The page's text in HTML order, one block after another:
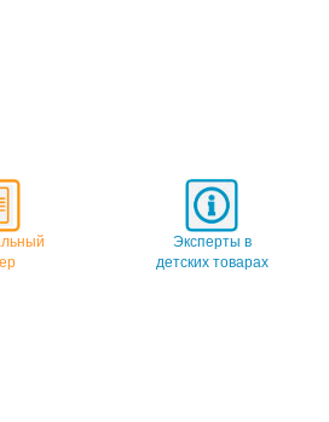
Эксперты в
детских товарах